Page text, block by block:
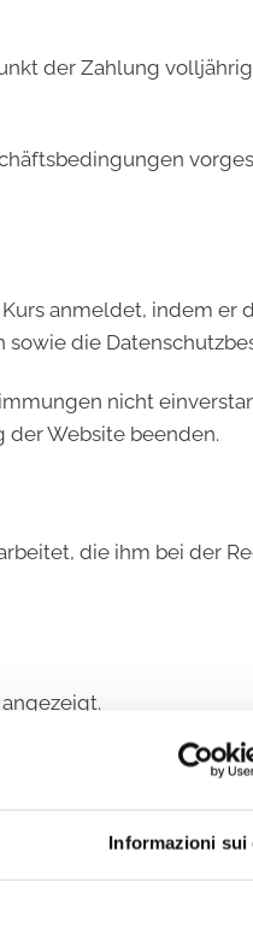
Informazioni sui
der Zahlung
anmeldet, indem
die
nicht
der Website beenden.
die ihm bei der
Zahlungsmethoden
des
Apple Pay
Zahlungsauftrag
an.